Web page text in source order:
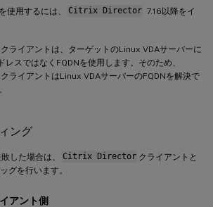
使用するには、 Citrix Director 7.16以降をイ
クライアントは、ターゲットのLinux VDAサーバーに
レスではなくFQDNを使用します。そのため、
クライアントはLinux VDAサーバーのFQDNを解決で
ング
した場合は、 Citrix Director クライアントと
グを行います。
アント側